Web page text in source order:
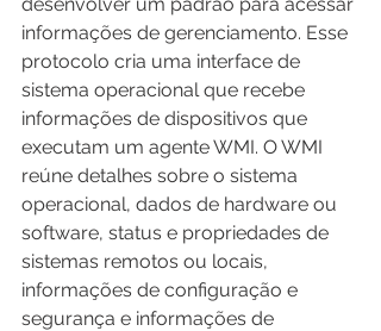
informações de gerenciamento. Esse
protocolo cria uma interface de
sistema operacional que recebe
informações de dispositivos que
executam um agente WMI. O WMI
reúne detalhes sobre o sistema
operacional, dados de hardware ou
software, status e propriedades de
sistemas remotos ou locais,
informações de configuração e
segurança e informações de